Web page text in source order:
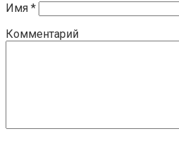
Имя *
Комментарий